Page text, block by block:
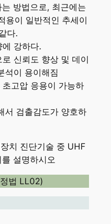
방법으로, 최근에는
용이 일반적인 추세이
다.
에 강하다.
신뢰도 향상 및 데이
석이 용이해짐
고압 응용이 가능하
서 검출감도가 양호하
치 진단기술 중 UHF
설명하시오
법 LL02)